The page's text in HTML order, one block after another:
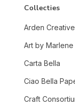
Collecties
Arden
Art by Marlene
Carta Bella
Ciao Bella
Craft